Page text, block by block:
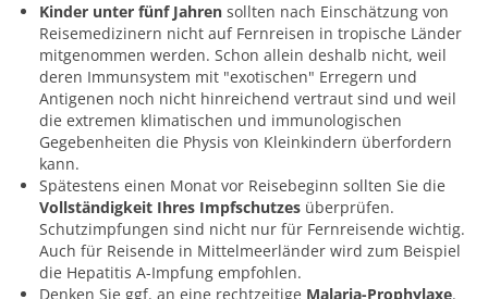
Kinder unter fünf Jahren sollten nach Einschätzung von
Reisemedizinern nicht auf Fernreisen in tropische Länder
mitgenommen werden. Schon allein deshalb nicht, weil
deren Immunsystem mit "exotischen" Erregern und
Antigenen noch nicht hinreichend vertraut sind und weil
die extremen klimatischen und immunologischen
Gegebenheiten die Physis von Kleinkindern überfordern
kann.
Spätestens einen Monat vor Reisebeginn sollten Sie die
Vollständigkeit Ihres Impfschutzes überprüfen.
Schutzimpfungen sind nicht nur für Fernreisende wichtig.
Auch für Reisende in Mittelmeerländer wird zum Beispiel
die Hepatitis A-Impfung empfohlen.
Denken Sie ggf. an eine rechtzeitige Malaria-Prophylaxe.